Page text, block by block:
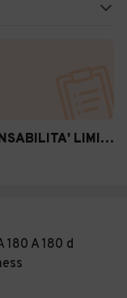
DACAR GROUP - SOCIETA' A RESPONSABILITA' LIMITATA SEMPLIFICATA
180 A 180 d